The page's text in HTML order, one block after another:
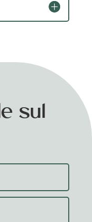
sul